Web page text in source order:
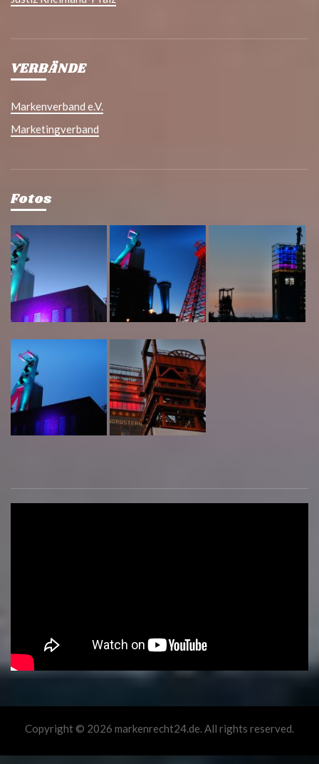
VERBÄNDE
Markenverband e.V.
Marketingverband
Fotos
Copyright © 2026 markenrecht24.de. All rights reserved.